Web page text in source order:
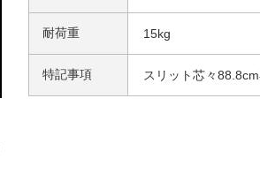
耐荷重 15kg
特記事項 スリット芯々